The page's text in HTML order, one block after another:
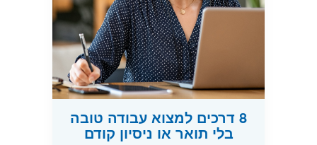
8 דרכים למצוא עבודה טובה
בלי תואר או ניסיון קודם